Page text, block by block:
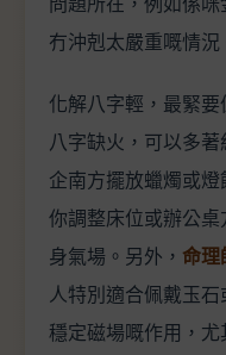
冇沖剋太嚴重嘅情況
化解八字輕，最緊
八字缺火，可以多
企南方擺放蠟燭或燈
你調整床位或辦公
身氣場。另外， 命理
人特別適合佩戴玉
穩定磁場嘅作用，